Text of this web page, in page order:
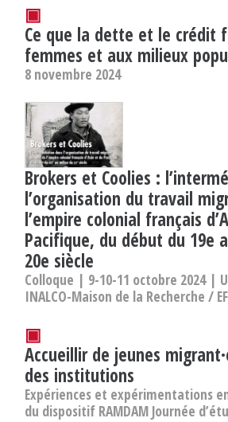
▣
Ce que la dette et le crédit
femmes et aux milieux
8 novembre 2024
Brokers et Coolies :
l’organisation du travail
l’empire colonial français
Pacifique, du début du 19e
20e siècle
Colloque | 9-10-11 octobre 2024 |
INALCO-Maison de la Recherche /
▣
Accueillir de jeunes
des institutions
Expériences et expérimentations
du dispositif RAMDAM Journée